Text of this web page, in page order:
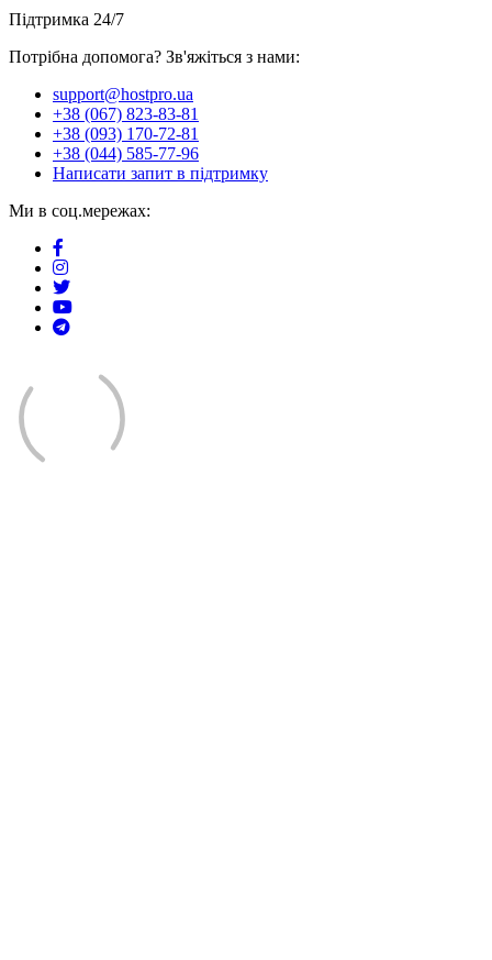
Підтримка 24/7
Потрібна допомога? Зв'яжіться з нами:
support@hostpro.ua
+38 (067) 823-83-81
+38 (093) 170-72-81
+38 (044) 585-77-96
Написати запит в підтримку
Ми в соц.мережах: